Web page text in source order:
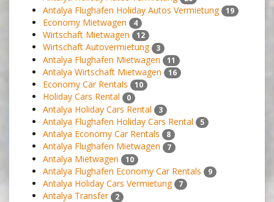
Antalya Flughafen Holiday Autos Vermietung 19
Economy Mietwagen 4
Wirtschaft Mietwagen 12
Wirtschaft Autovermietung 3
Antalya Flughafen Mietwagen 11
Antalya Wirtschaft Mietwagen 16
Economy Car Rentals 10
Holiday Cars Rental 0
Antalya Holiday Cars Rental 3
Antalya Flughafen Holiday Cars Rental 5
Antalya Economy Car Rentals 8
Antalya Flughafen Mietwagen 7
Antalya Mietwagen 10
Antalya Flughafen Economy Car Rentals 9
Antalya Holiday Cars Vermietung 7
Antalya Transfer 2